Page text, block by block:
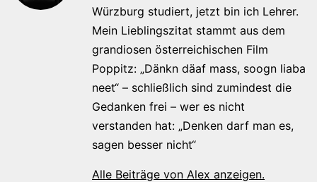
Würzburg studiert, jetzt bin ich Lehrer.
Mein Lieblingszitat stammt aus dem
grandiosen österreichischen Film
Poppitz: „Dänkn däaf mass, soogn liaba
neet“ – schließlich sind zumindest die
Gedanken frei – wer es nicht
verstanden hat: „Denken darf man es,
sagen besser nicht“
Alle Beiträge von Alex anzeigen.